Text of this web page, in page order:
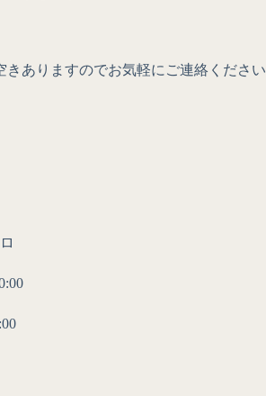
きありますのでお気軽にご連絡ください